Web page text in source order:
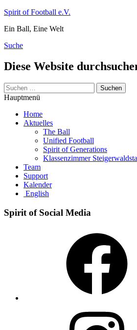
Zum
springen
Spirit of Football e.V.
Ein Ball, Eine Welt
Suche
Diese Website
Suchen
nach:
Hauptmenü
Home
Aktuelles
The Ball
Unified Football
Spirit of Generations
Klassenzimmer
Team
Support
Kalender
English
Spirit of Social Media